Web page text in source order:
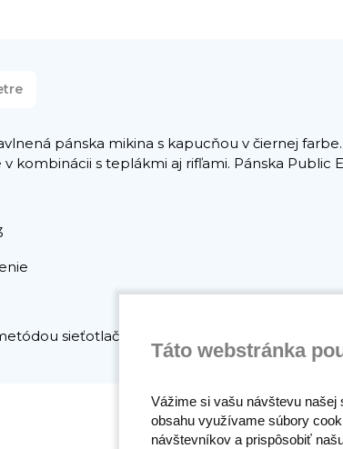
pánska mikina s kapucňou v čiernej
kombinácii s teplákmi aj rifľami. Pánska
sieťotlače je trvácna a odolná voči praniu
Táto webstránka
Vážime si vašu návštevu našej
obsahu využívame súbory
návštevníkov a prispôsobiť